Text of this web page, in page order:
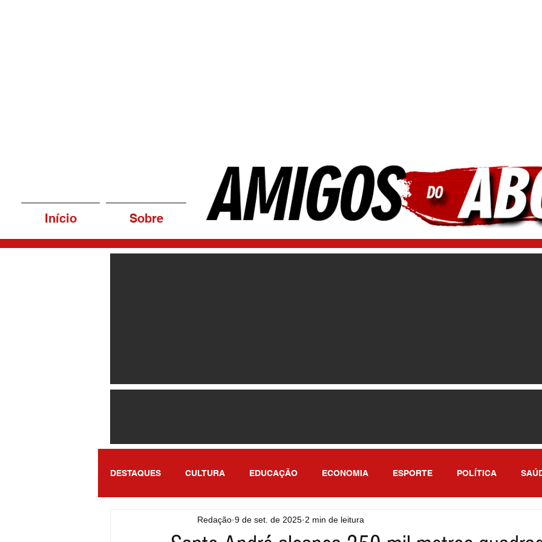
Início Sobre
DESTAQUES CULTURA EDUCAÇÃO ECONOMIA ESPORTE POLÍTICA
ENTRETENIMENTO SÃO PAULO
Redação 9 de set. de 2025 2 min de leitura